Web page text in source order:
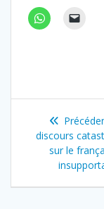
de
l’article
discours
sur le